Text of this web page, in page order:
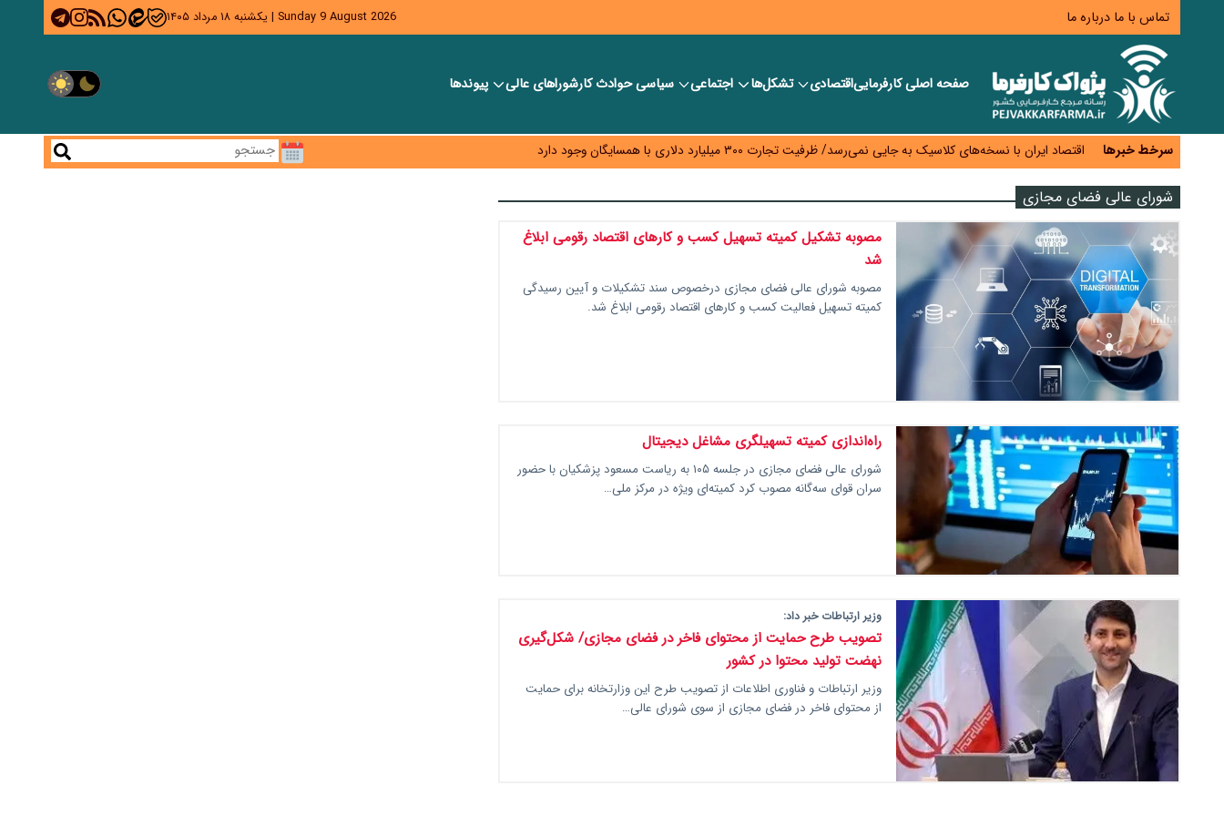
تماس با ما درباره ما Sunday 9 August 2026
| یکشنبه ۱۸ مرداد ۱۴۰۵
صفحه اصلیکارفرماییاقتصادی تشکل‌ها اجتماعی سیاسیحوادث کارشورا‎های عالی پیوندها
سرخط خبرها
اختیار تمدید مهلت ثبت آماری به سازمان‌های مناطق آزاد و ویژه اقتصادی واگذار شد
اقتصاد ایران با نسخه‌های کلاسیک به جایی نمی‌رسد/ ظرفیت تجارت ۳۰۰ میلیارد دلاری با همسایگان وجود دارد
درمان بیش از ۳۰ درصد حقوق بازنشستگان را می‌بلعد؛ هزینه دارو و تجهیزات ۵ برابر شد،حقوق فقط ۱.۲ برابر افزایش یافت
دام ارزان شد، گوشت نه/چرا کاهش قیمت به سفره مردم نرسید؟
افزایش کالابرگ در دستور کار دولت/ تصمیم‌گیری درباره قیمت و سهمیه بنزین همچنان در انتظار تأمین منابع و جمع‌بندی نهایی
شورای عالی فضای مجازی
مصوبه تشکیل کمیته تسهیل کسب و کارهای اقتصاد رقومی ابلاغ
شد
مصوبه شورای عالی فضای مجازی درخصوص سند تشکیلات و آیین رسیدگی
کمیته تسهیل فعالیت کسب و کارهای اقتصاد رقومی ابلاغ شد.
راه‌اندازی کمیته تسهیلگری مشاغل دیجیتال
شورای عالی فضای مجازی در جلسه ۱۰۵ به ریاست مسعود پزشکیان با حضور
سران قوای سه‌گانه مصوب کرد کمیته‌ای ویژه در مرکز ملی…
وزیر ارتباطات خبر داد:
تصویب طرح حمایت از محتوای فاخر در فضای مجازی/ شکل‌گیری
نهضت تولید محتوا در کشور
وزیر ارتباطات و فناوری اطلاعات از تصویب طرح این وزارتخانه برای حمایت
از محتوای فاخر در فضای مجازی از سوی شورای عالی…